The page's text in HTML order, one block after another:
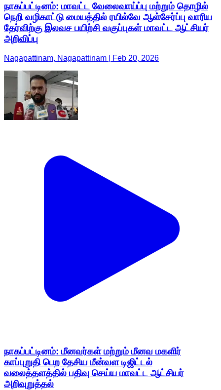
நாகப்பட்டினம்: மாவட்ட வேலைவாய்ப்பு மற்றும் தொழில்
நெறி வழிகாட்டு மையத்தில் ரயில்வே ஆள்சேர்ப்பு வாரிய
தேர்விற்கு இலவச பயிற்சி வகுப்புகள் மாவட்ட ஆட்சியர்
அறிவிப்பு
Nagapattinam, Nagapattinam | Feb 20, 2026
நாகப்பட்டினம்: மீனவர்கள் மற்றும் மீனவ மகளிர்
காப்புறுதி பெற தேசிய மீன்வள டிஜிட்டல்
வலைத்தளத்தில் பதிவு செய்ய மாவட்ட ஆட்சியர்
அறிவுறுத்தல்